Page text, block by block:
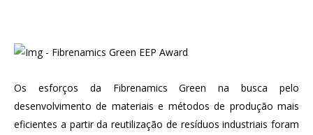
Os esforços da Fibrenamics Green na busca pelo
desenvolvimento de materiais e métodos de produção mais
eficientes a partir da reutilização de resíduos industriais foram